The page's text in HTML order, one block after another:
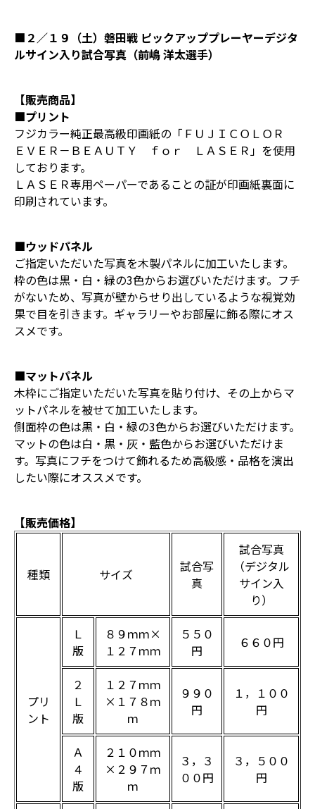
■２／１９（土）磐田戦 ピックアッププレーヤーデジタ
ルサイン入り試合写真（前嶋 洋太選手）
【販売商品】
■プリント
フジカラー純正最高級印画紙の「ＦＵＪＩＣＯＬＯＲ
ＥＶＥＲ－ＢＥＡＵＴＹ ｆｏｒ ＬＡＳＥＲ」を使用
しております。
ＬＡＳＥＲ専用ペーパーであることの証が印画紙裏面に
印刷されています。
■ウッドパネル
ご指定いただいた写真を木製パネルに加工いたします。
枠の色は黒・白・緑の3色からお選びいただけます。フチ
がないため、写真が壁からせり出しているような視覚効
果で目を引きます。ギャラリーやお部屋に飾る際にオス
スメです。
■マットパネル
木枠にご指定いただいた写真を貼り付け、その上からマ
ットパネルを被せて加工いたします。
側面枠の色は黒・白・緑の3色からお選びいただけます。
マットの色は白・黒・灰・藍色からお選びいただけま
す。写真にフチをつけて飾れるため高級感・品格を演出
したい際にオススメです。
【販売価格】
種類 サイズ
試合写
真
試合写真
（デジタル
サイン入
り）
プリ
ント
Ｌ
版
８９ｍｍ×
１２７ｍｍ
５５０
円
６６０円
２
Ｌ
版
１２７ｍｍ
×１７８ｍ
ｍ
９９０
円
１，１００
円
Ａ
４
版
２１０ｍｍ
×２９７ｍ
ｍ
３，３
００円
３，５００
円